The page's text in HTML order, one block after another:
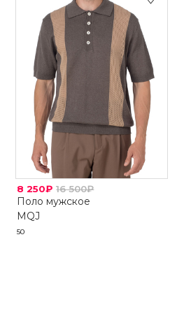
8 250₽ 16 500₽
Поло мужское
MQJ
50